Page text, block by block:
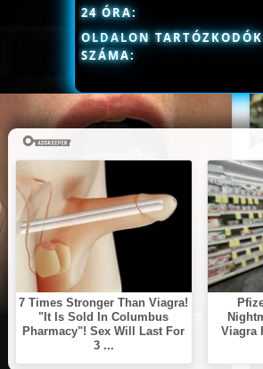
OLDALON TARTÓZKODÓK
SZÁMA:
24 ÓRA:
This Simple Trick Removes
All Parasites From Your